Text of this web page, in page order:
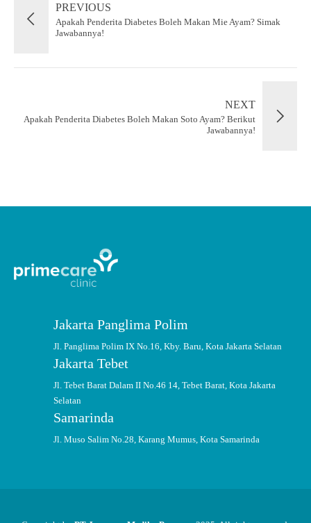
PREVIOUS
Apakah Penderita Diabetes Boleh Makan Mie Ayam? Simak
Jawabannya!
NEXT
Apakah Penderita Diabetes Boleh Makan Soto Ayam? Berikut
Jawabannya!
Jakarta Panglima Polim
Jl. Panglima Polim IX No.16, Kby. Baru, Kota Jakarta Selatan
Jakarta Tebet
Jl. Tebet Barat Dalam II No.46 14, Tebet Barat, Kota Jakarta
Selatan
Samarinda
Jl. Muso Salim No.28, Karang Mumus, Kota Samarinda